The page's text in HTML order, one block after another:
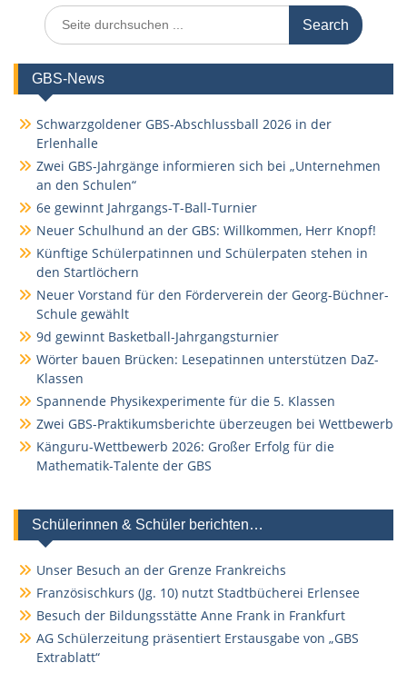
Search
for:
GBS-News
Schwarzgoldener GBS-Abschlussball 2026 in der
Erlenhalle
Zwei GBS-Jahrgänge informieren sich bei „Unternehmen
an den Schulen“
6e gewinnt Jahrgangs-T-Ball-Turnier
Neuer Schulhund an der GBS: Willkommen, Herr Knopf!
Künftige Schülerpatinnen und Schülerpaten stehen in
den Startlöchern
Neuer Vorstand für den Förderverein der Georg-Büchner-
Schule gewählt
9d gewinnt Basketball-Jahrgangsturnier
Wörter bauen Brücken: Lesepatinnen unterstützen DaZ-
Klassen
Spannende Physikexperimente für die 5. Klassen
Zwei GBS-Praktikumsberichte überzeugen bei Wettbewerb
Känguru-Wettbewerb 2026: Großer Erfolg für die
Mathematik-Talente der GBS
Schülerinnen & Schüler berichten…
Unser Besuch an der Grenze Frankreichs
Französischkurs (Jg. 10) nutzt Stadtbücherei Erlensee
Besuch der Bildungsstätte Anne Frank in Frankfurt
AG Schülerzeitung präsentiert Erstausgabe von „GBS
Extrablatt“